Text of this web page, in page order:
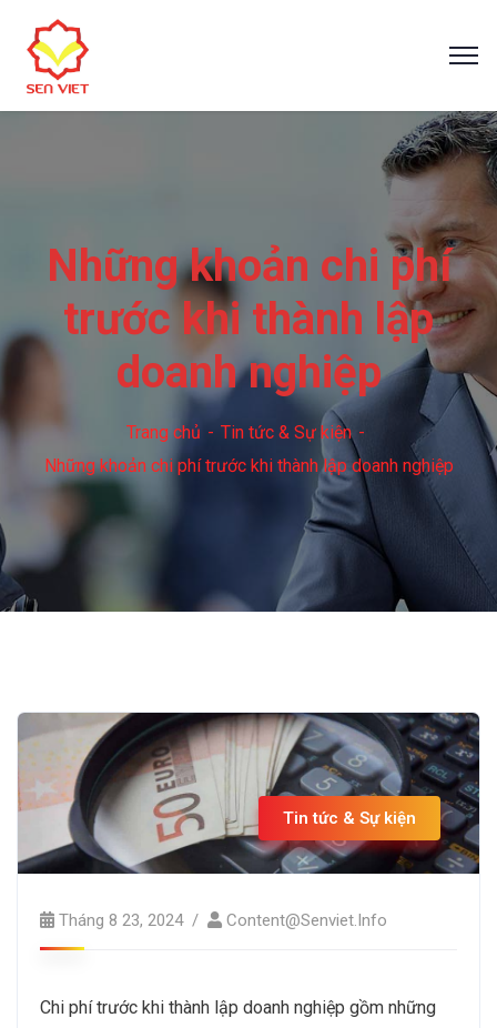
Những khoản chi phí
trước khi thành lập
doanh nghiệp
Trang chủ
Tin tức & Sự kiện
Những khoản chi phí trước khi thành lập doanh nghiệp
Tin tức & Sự kiện
Tháng 8 23, 2024 Content@senviet.info
Chi phí trước khi thành lập doanh nghiệp gồm những